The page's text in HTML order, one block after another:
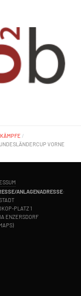
VORNE
ANLAGENADRESSE:
PLATZ 1
ENZERSDORF
)